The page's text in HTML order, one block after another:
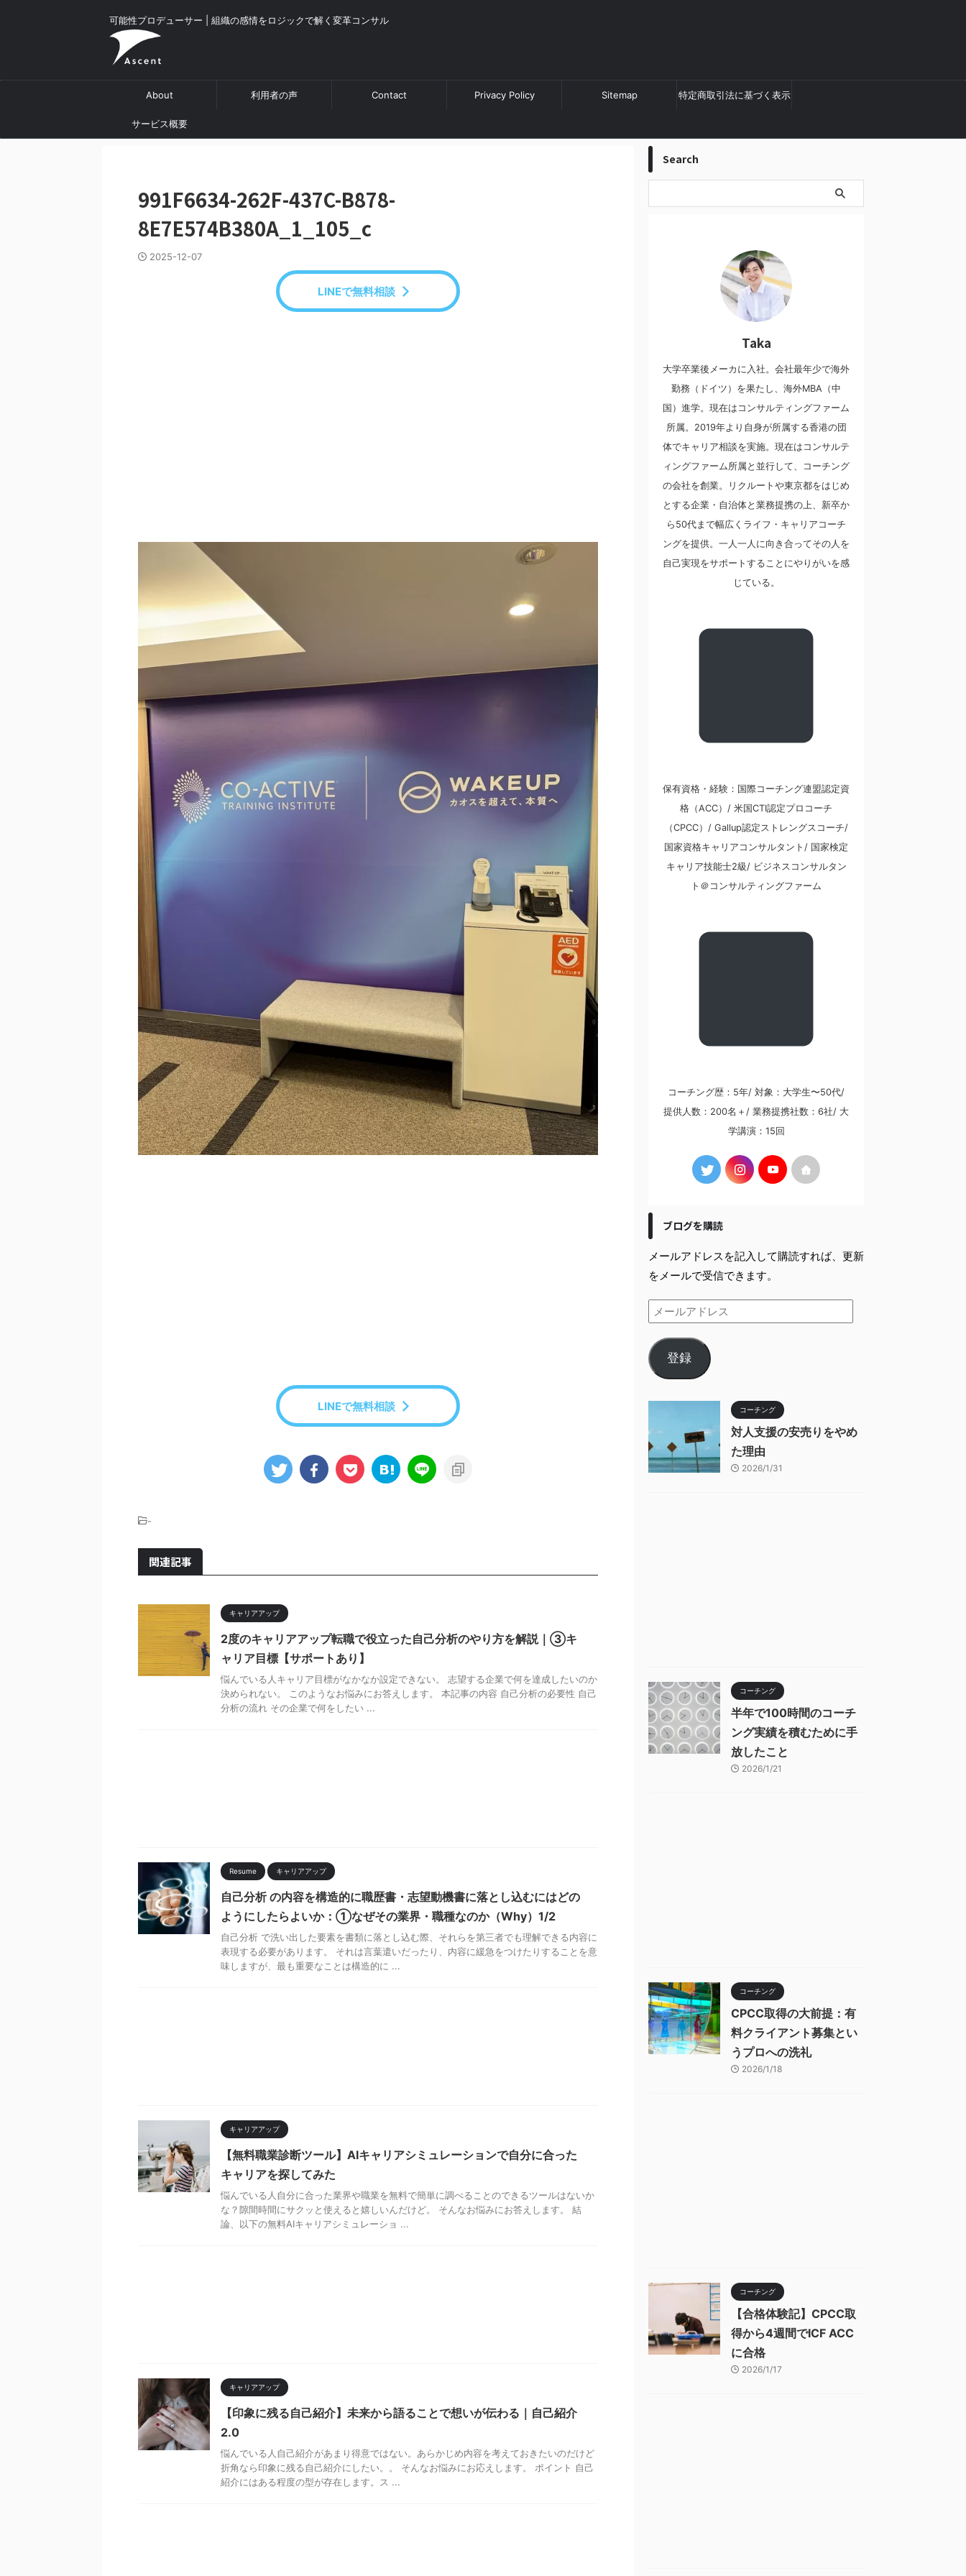
可能性プロデューサー | 組織の感情をロジックで解く変革コンサル
About 利用者の声 Contact Privacy Policy Sitemap 特定商取引法に基づく表示
サービス概要
991F6634-262F-437C-B878-
8E7E574B380A_1_105_c
2025-12-07
LINEで無料相談
LINEで無料相談
-
関連記事
キャリアアップ
2度のキャリアアップ転職で役立った自己分析のやり方を解説｜③キ
ャリア目標【サポートあり】
悩んでいる人キャリア目標がなかなか設定できない。 志望する企業で何を達成したいのか
決められない。 このようなお悩みにお答えします。 本記事の内容 自己分析の必要性 自己
分析の流れ その企業で何をしたい ...
Resume キャリアアップ
自己分析 の内容を構造的に職歴書・志望動機書に落とし込むにはどの
ようにしたらよいか：①なぜその業界・職種なのか（Why）1/2
自己分析 で洗い出した要素を書類に落とし込む際、それらを第三者でも理解できる内容に
表現する必要があります。 それは言葉遣いだったり、内容に緩急をつけたりすることを意
味しますが、最も重要なことは構造的に ...
キャリアアップ
【無料職業診断ツール】AIキャリアシミュレーションで自分に合った
キャリアを探してみた
悩んでいる人自分に合った業界や職業を無料で簡単に調べることのできるツールはないか
な？隙間時間にサクッと使えると嬉しいんだけど。 そんなお悩みにお答えします。 結
論、以下の無料AIキャリアシミュレーショ ...
キャリアアップ
【印象に残る自己紹介】未来から語ることで想いが伝わる｜自己紹介
2.0
悩んでいる人自己紹介があまり得意ではない。あらかじめ内容を考えておきたいのだけど
折角なら印象に残る自己紹介にしたい。。 そんなお悩みにお応えします。 ポイント 自己
紹介にはある程度の型が存在します。ス ...
Search
Taka
大学卒業後メーカに入社。会社最年少で海外
勤務（ドイツ）を果たし、海外MBA（中
国）進学。現在はコンサルティングファーム
所属。2019年より自身が所属する香港の団
体でキャリア相談を実施。現在はコンサルテ
ィングファーム所属と並行して、コーチング
の会社を創業。リクルートや東京都をはじめ
とする企業・自治体と業務提携の上、新卒か
ら50代まで幅広くライフ・キャリアコーチ
ングを提供。一人一人に向き合ってその人を
自己実現をサポートすることにやりがいを感
じている。
保有資格・経験：国際コーチング連盟認定資
格（ACC）/ 米国CTI認定プロコーチ
（CPCC）/ Gallup認定ストレングスコーチ/
国家資格キャリアコンサルタント/ 国家検定
キャリア技能士2級/ ビジネスコンサルタン
ト＠コンサルティングファーム
コーチング歴：5年/ 対象：大学生〜50代/
提供人数：200名＋/ 業務提携社数：6社/ 大
学講演：15回
ブログを購読
メールアドレスを記入して購読すれば、更新
をメールで受信できます。
登録
コーチング
対人支援の安売りをやめ
た理由
2026/1/31
コーチング
半年で100時間のコーチ
ング実績を積むために手
放したこと
2026/1/21
コーチング
CPCC取得の大前提：有
料クライアント募集とい
うプロへの洗礼
2026/1/18
コーチング
【合格体験記】CPCC取
得から4週間でICF ACC
に合格
2026/1/17